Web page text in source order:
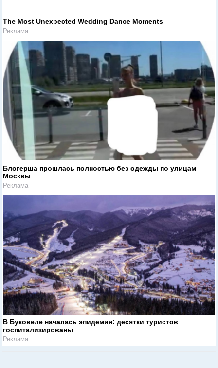
The Most Unexpected Wedding Dance Moments
Реклама
Блогерша прошлась полностью без одежды по улицам
Москвы
Реклама
В Буковеле началась эпидемия: десятки туристов
госпитализированы
Реклама